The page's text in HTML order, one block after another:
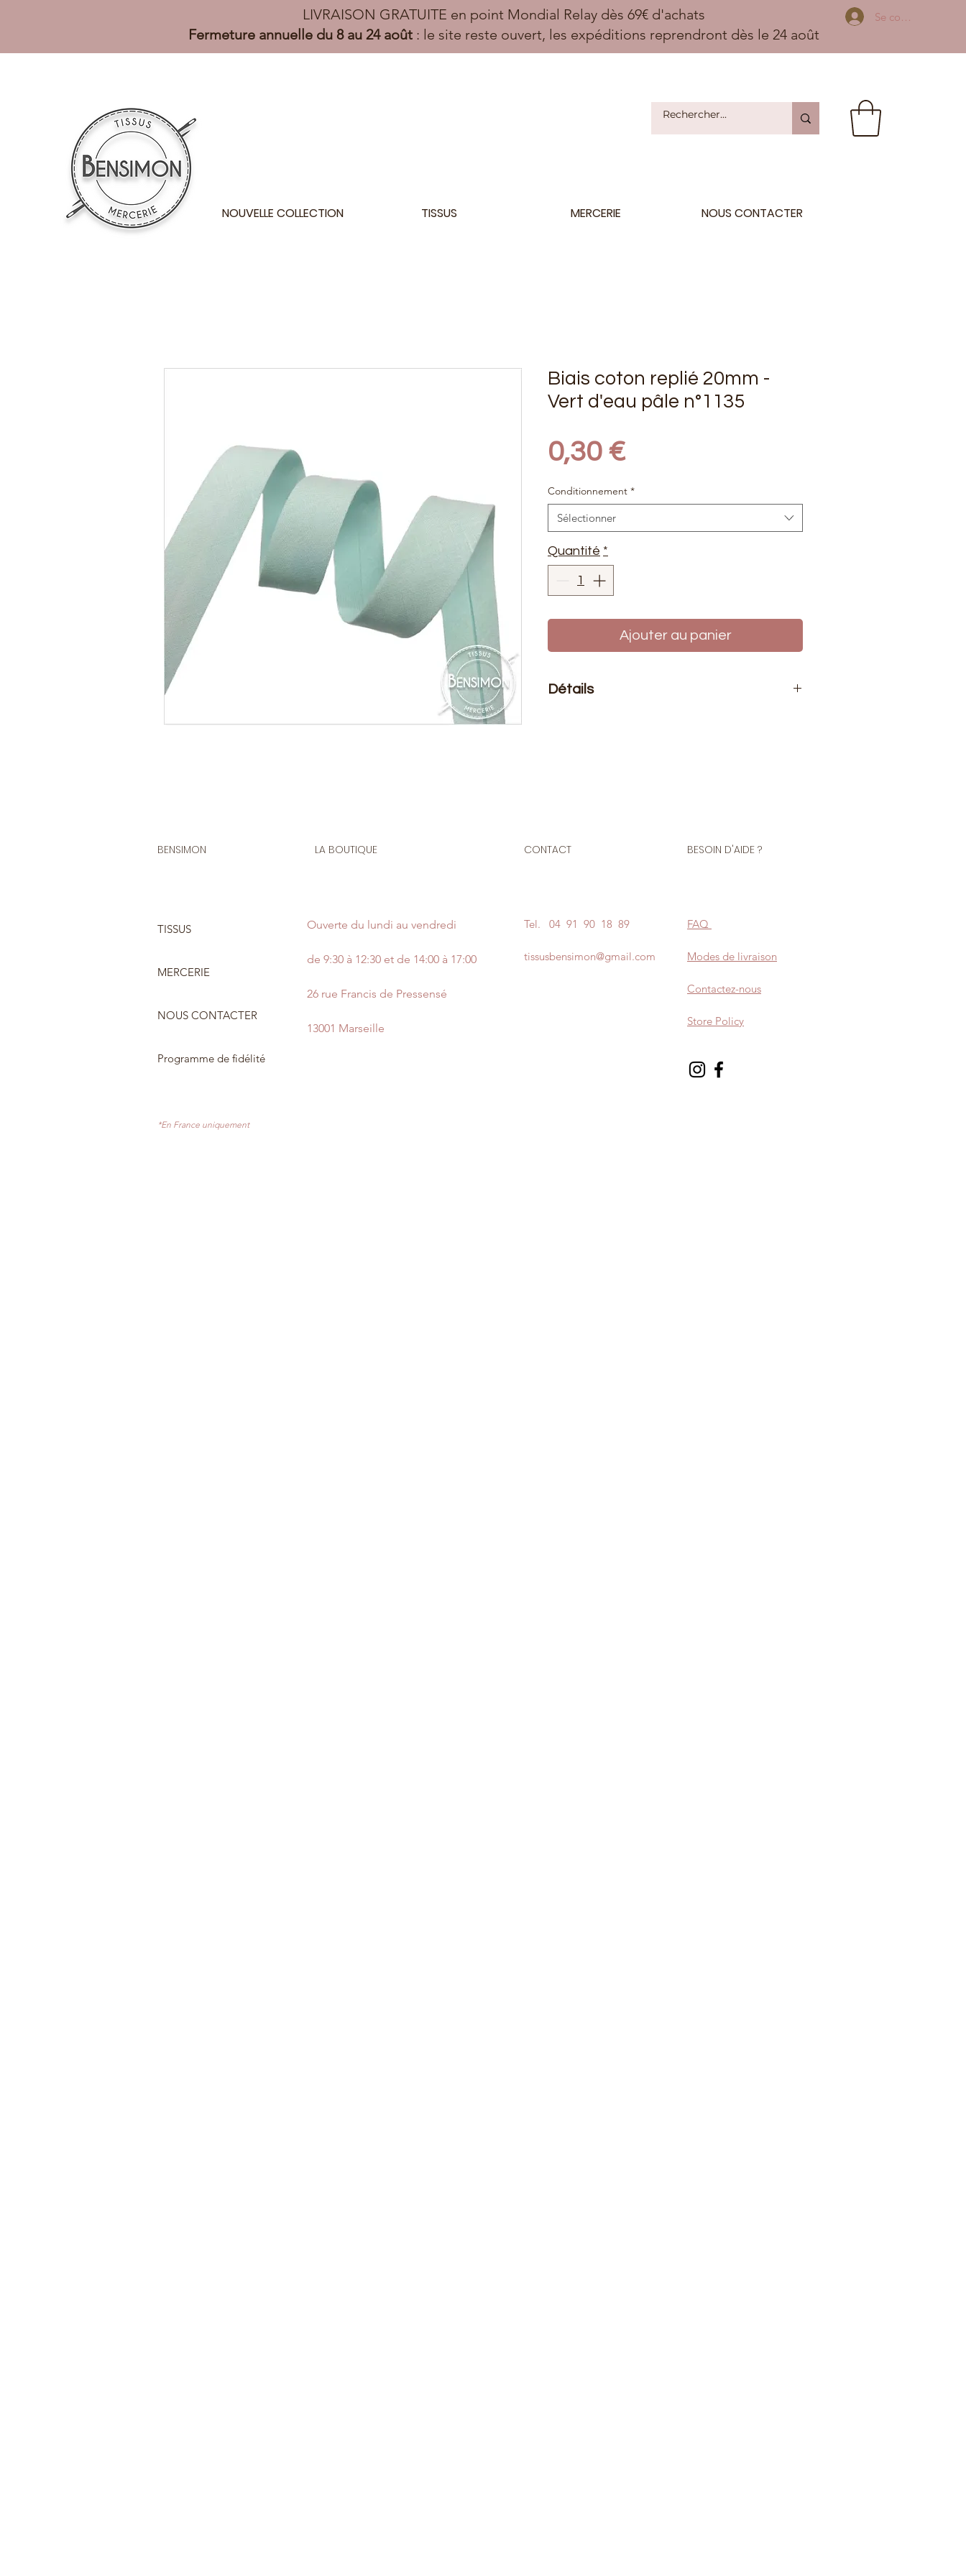
LIVRAISON GRATUITE en point Mondial Relay dès 69€ d'achats
Fermeture annuelle du 8 au 24 août: le site reste ouvert, les expéditions reprendront dès le 24 août
Se connecter
NOUVELLE COLLECTION TISSUS MERCERIE NOUS CONTACTER
Biais coton replié 20mm -
Vert d'eau pâle n°1135
0,30 €Prix
Conditionnement *
Sélectionner
Quantité *
Ajouter au panier
Détails
et accessoires. Encolure, bordure, patte
BENSIMON
TISSUS
MERCERIE
NOUS CONTACTER
Programme de fidélité
LA BOUTIQUE
Ouverte du lundi au vendredi
de 9:30 à 12:30 et de 14:00 à 17:00
26 rue Francis de Pressensé
13001 Marseille
CONTACT BESOIN D'AIDE ?
Tel. 04 91 90 18 89
tissusbensimon@gmail.com
FAQ
Modes de livraison
Contactez-nous
Store Policy
*En France uniquement